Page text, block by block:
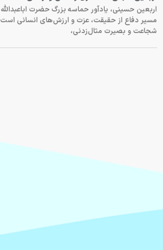
اربعین حسینی، یادآور حماسه بزرگ حضرت
مسیر دفاع از حقیقت، عزت و ارزش‌های انسانی
شجاعت و بصیرت مثال‌زدنی،